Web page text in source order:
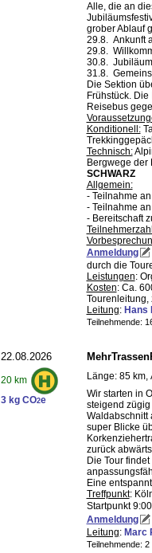
Alle, die an
grober Ablauf
29.8. Ankunft
29.8.
30.8.
31.8.
Die Sektion
Frühstück.
Reisebus
Konditionell:
Technisch:
Bergwege
SCHWARZ
Allgemein:
- Teilnahme
- Teilnahme
- Bereitschaft
Anmeldung
durch die
Leistungen:
Kosten: Ca.
Tourenleitung,
Leitung: Hans
Teilnehmende:
22.08.2026
20 km
3 kg CO2e
Länge: 85 km,
Wir starten in
steigend
Waldabschnitt
super Blicke
zurück
Die Tour
Eine
Treffpunkt:
Startpunkt
Anmeldung
Leitung: Marc
Teilnehmende: